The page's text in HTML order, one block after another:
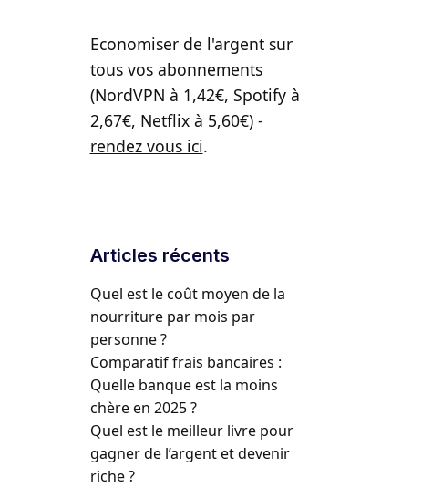
Economiser de l'argent sur
tous vos abonnements
(NordVPN à 1,42€, Spotify à
2,67€, Netflix à 5,60€) -
rendez vous ici.
Articles récents
Quel est le coût moyen de la
nourriture par mois par
personne ?
Comparatif frais bancaires :
Quelle banque est la moins
chère en 2025 ?
Quel est le meilleur livre pour
gagner de l’argent et devenir
riche ?